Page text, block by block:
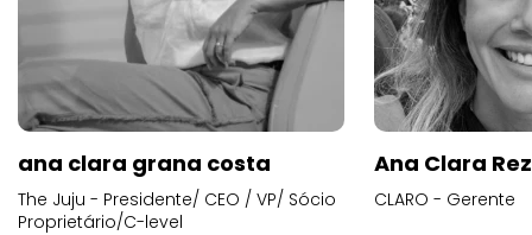
ana clara grana costa
The Juju - Presidente/ CEO / VP/ Sócio
Proprietário/C-level
Ana Clara
CLARO - Gerente